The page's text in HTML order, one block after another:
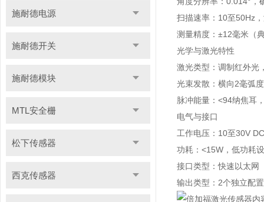
施耐德电源
施耐德开关
施耐德模块
MTL安全栅
松下传感器
西克传感器
扫描速率：10至50Hz
测量精度：±12毫米（
光学与激光特性
激光类型：调制红外光
光束发散：横向2毫弧
脉冲能量：<94纳焦耳
电气与接口
工作电压：10至30V
功耗：<15W，低功耗
接口类型：快速以太网
输出类型：2个独立配